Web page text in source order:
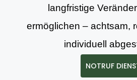
langfristige
ermöglichen – achtsam,
individuell
NOTRUF